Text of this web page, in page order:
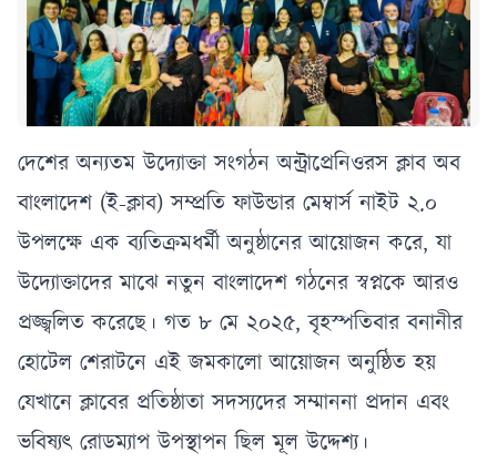
দেশের অন্যতম উদ্যোক্তা সংগঠন অন্ট্রাপ্রেনিওরস ক্লাব অব
বাংলাদেশ (ই-ক্লাব) সম্প্রতি ফাউন্ডার মেম্বার্স নাইট ২.০
উপলক্ষে এক ব্যতিক্রমধর্মী অনুষ্ঠানের আয়োজন করে, যা
উদ্যোক্তাদের মাঝে নতুন বাংলাদেশ গঠনের স্বপ্নকে আরও
প্রজ্জ্বলিত করেছে। গত ৮ মে ২০২৫, বৃহস্পতিবার বনানীর
হোটেল শেরাটনে এই জমকালো আয়োজন অনুষ্ঠিত হয়
যেখানে ক্লাবের প্রতিষ্ঠাতা সদস্যদের সম্মাননা প্রদান এবং
ভবিষ্যৎ রোডম্যাপ উপস্থাপন ছিল মূল উদ্দেশ্য।